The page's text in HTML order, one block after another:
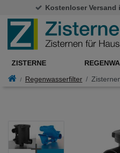
Kostenloser
ZISTERNE
Regenwasserfilter